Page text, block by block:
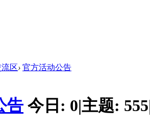
区› 官方活动公告
告 今日: 0|主题: 555